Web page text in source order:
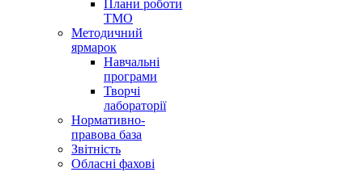
Плани роботи
ТМО
Методичний
ярмарок
Навчальні
програми
Творчі
лабораторії
Нормативно-
правова база
Звітність
Обласні фахові